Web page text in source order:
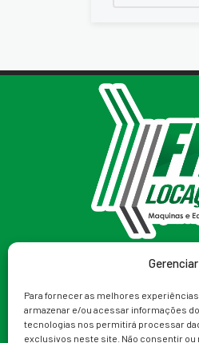
Para fornecer as melhores
armazenar e/ou acessar informações
tecnologias nos permitirá processar
exclusivos neste site. Não consentir
Redes Sociais